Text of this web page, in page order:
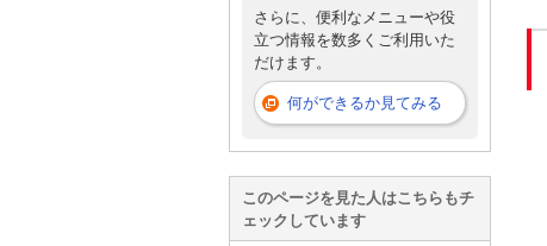
さらに、便利なメニューや役
立つ情報を数多くご利用いた
だけます。
何ができるか見てみる
このページを見た人はこちらもチ
ェックしています